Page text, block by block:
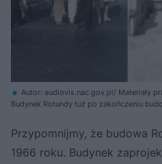
Autor: audiovis.nac.gov.pl/ Materiały
Budynek Rotundy tuż po zakończeniu
Przypomnijmy, że budowa
1966 roku. Budynek